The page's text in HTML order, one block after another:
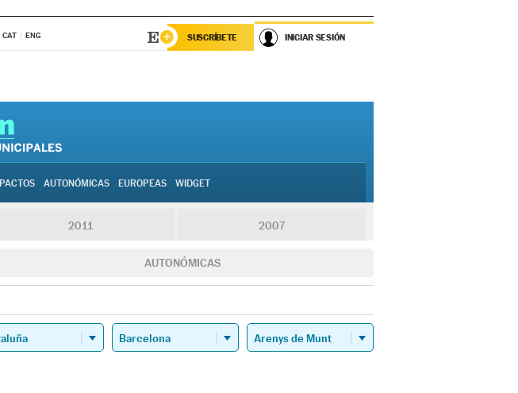
CAT ENG SUSCRÍBETE INICIAR SESIÓN
PACTOS AUTONÓMICAS EUROPEAS WIDGET
2011 2007
AUTONÓMICAS